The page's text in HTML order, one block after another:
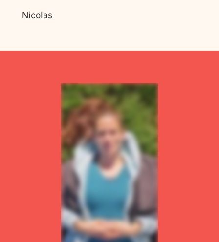
Nicolas